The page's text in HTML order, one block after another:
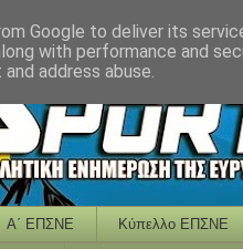
Α΄ ΕΠΣΝΕ Κύπελλο ΕΠΣΝΕ
Google to deliver its
with performance and
address abuse.